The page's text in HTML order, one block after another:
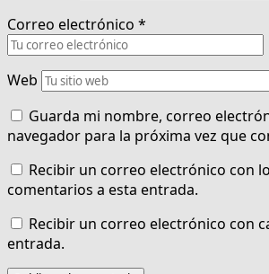
Correo electrónico *
Web
Guarda mi nombre, correo
navegador para la próxima vez que
Recibir un correo electrónico con
comentarios a esta entrada.
Recibir un correo electrónico con
entrada.